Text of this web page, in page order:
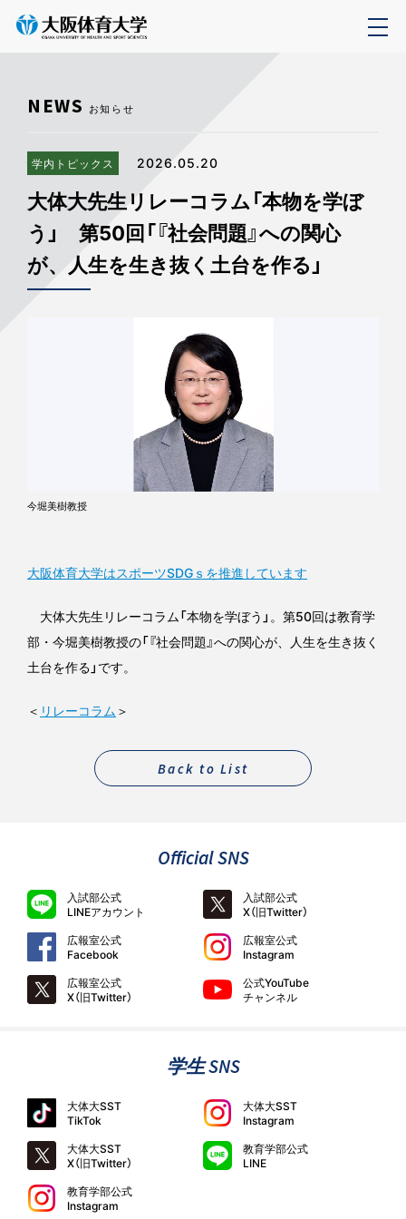
NEWS お知らせ
学内トピックス 2026.05.20
大体大先生リレーコラム「本物を学ぼ
う」 第50回「『社会問題』への関心
が、人生を生き抜く土台を作る」
今堀美樹教授
大阪体育大学はスポーツSDGｓを推進しています
大体大先生リレーコラム「本物を学ぼう」。第50回は教育学
部・今堀美樹教授の「『社会問題』への関心が、人生を生き抜く
土台を作る」です。
＜ リレーコラム ＞
Back to List
Official SNS
入試部公式
LINEアカウント
入試部公式
X（旧Twitter）
広報室公式
Facebook
広報室公式
Instagram
広報室公式
X（旧Twitter）
公式YouTube
チャンネル
学生 SNS
大体大SST
TikTok
大体大SST
Instagram
大体大SST
X（旧Twitter）
教育学部公式
LINE
教育学部公式
Instagram